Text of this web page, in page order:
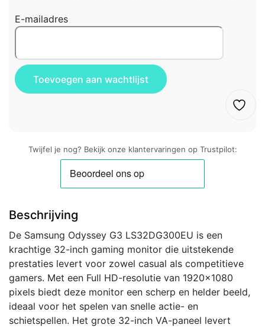
E-mailadres
Twijfel je nog? Bekijk onze klantervaringen op Trustpilot:
Beschrijving
De Samsung Odyssey G3 LS32DG300EU is een
krachtige 32-inch gaming monitor die uitstekende
prestaties levert voor zowel casual als competitieve
gamers. Met een Full HD-resolutie van 1920×1080
pixels biedt deze monitor een scherp en helder beeld,
ideaal voor het spelen van snelle actie- en
schietspellen. Het grote 32-inch VA-paneel levert